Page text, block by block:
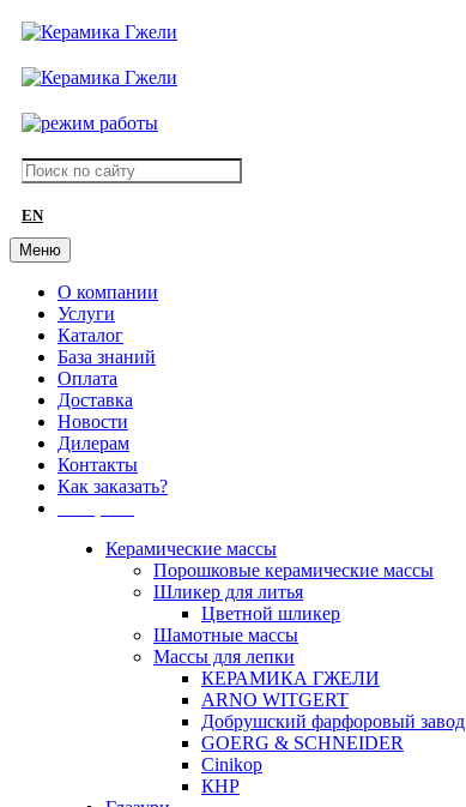
EN
Меню
О компании
Услуги
Каталог
База знаний
Оплата
Доставка
Новости
Дилерам
Контакты
Как заказать?
Керамические массы
Порошковые керамические массы
Шликер для литья
Цветной шликер
Шамотные массы
Массы для лепки
КЕРАМИКА ГЖЕЛИ
ARNO WITGERT
Добрушский фарфоровый завод
GOERG & SCHNEIDER
Cinikop
КНР